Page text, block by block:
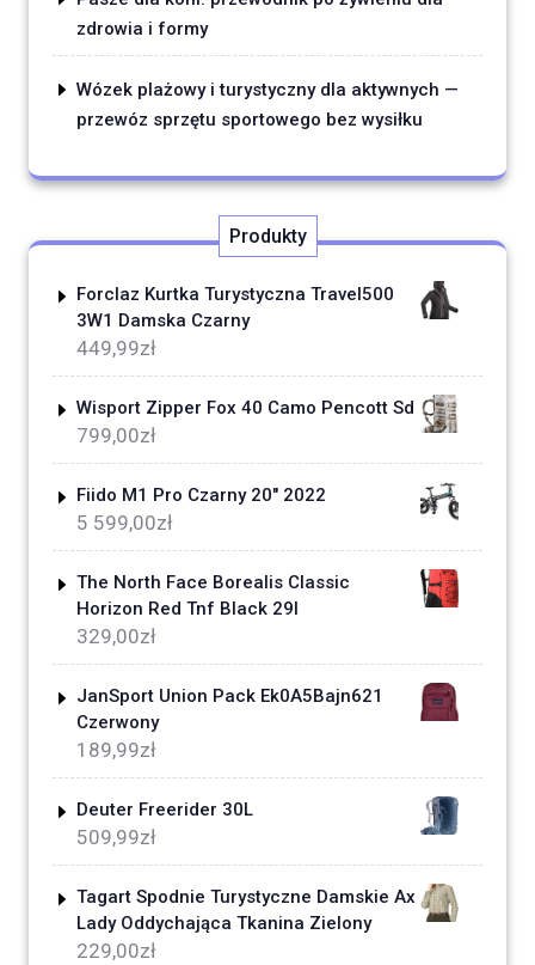
zdrowia i formy
Wózek plażowy i turystyczny dla aktywnych —
przewóz sprzętu sportowego bez wysiłku
Produkty
Forclaz Kurtka Turystyczna Travel500
3W1 Damska Czarny
449,99zł
Wisport Zipper Fox 40 Camo Pencott Sd
799,00zł
Fiido M1 Pro Czarny 20" 2022
5 599,00zł
The North Face Borealis Classic
Horizon Red Tnf Black 29l
329,00zł
JanSport Union Pack Ek0A5Bajn621
Czerwony
189,99zł
Deuter Freerider 30L
509,99zł
Tagart Spodnie Turystyczne Damskie Ax
Lady Oddychająca Tkanina Zielony
229,00zł